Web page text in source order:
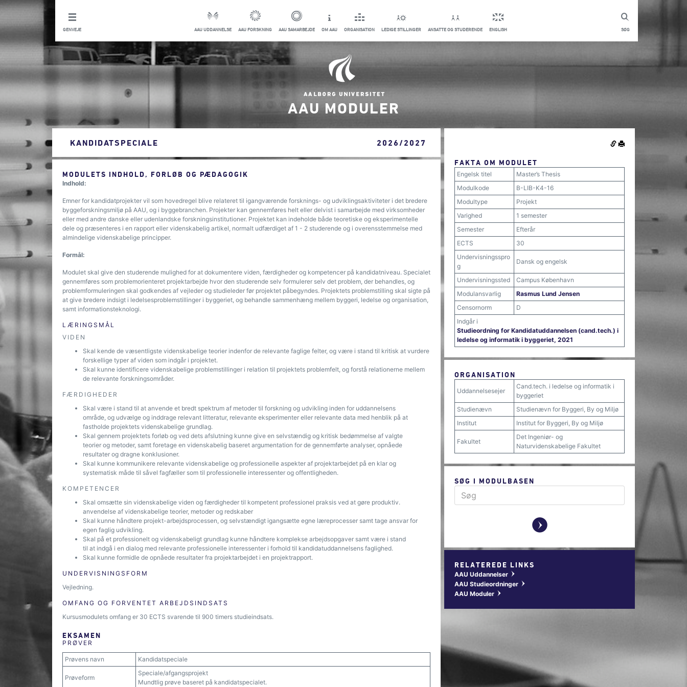
SØG
GENVEJE AAU UDDANNELSE AAU FORSKNING AAU SAMARBEJDE OM AAU ORGANISATION LEDIGE STILLINGER ANSATTE OG STUDERENDE ENGLISH
AAU MODULER
KANDIDATSPECIALE 2026/2027
MODULETS INDHOLD, FORLØB OG PÆDAGOGIK
Indhold:
Emner for kandidatprojekter vil som hovedregel blive relateret til igangværende forsknings- og udviklingsaktiviteter i det bredere
byggeforskningsmiljø på AAU, og i byggebranchen. Projekter kan gennemføres helt eller delvist i samarbejde med virksomheder
eller med andre danske eller udenlandske forskningsinstitutioner. Projektet kan indeholde både teoretiske og eksperimentelle
dele og præsenteres i en rapport eller videnskabelig artikel, normalt udfærdiget af 1 - 2 studerende og i overensstemmelse med
almindelige videnskabelige principper.
Formål:
Modulet skal give den studerende mulighed for at dokumentere viden, færdigheder og kompetencer på kandidatniveau. Specialet
gennemføres som problemorienteret projektarbejde hvor den studerende selv formulerer selv det problem, der behandles, og
problemformuleringen skal godkendes af vejleder og studieleder før projektet påbegyndes. Projektets problemstilling skal sigte på
at give bredere indsigt i ledelsesproblemstillinger i byggeriet, og behandle sammenhæng mellem byggeri, ledelse og organisation,
samt informations­teknologi.
LÆRINGSMÅL
VIDEN
Skal kende de væsentligste videnskabelige teorier indenfor de relevante faglige felter, og være i stand til kritisk at vurdere
forskellige typer af viden som indgår i projektet.
Skal kunne identificere videnskabelige problemstillinger i relation til projektets problemfelt, og forstå relationerne mellem
de relevante forskningsområder.
FÆRDIGHEDER
Skal være i stand til at anvende et bredt spektrum af metoder til forskning og udvikling inden for uddannelsens
område, og udvælge og inddrage relevant litteratur, relevante eksperimenter eller relevante data med henblik på at
fastholde projektets videnskabelige grundlag.
Skal gennem projektets forløb og ved dets afslutning kunne give en selvstændig og kritisk bedømmelse af valgte
teorier og metoder, samt foretage en videnskabelig baseret argumentation for de gennemførte analyser, opnåede
resultater og dragne konklusioner.
Skal kunne kommunikere relevante videnskabelige og professionelle aspekter af projektarbejdet på en klar og
systematisk måde til såvel fagfæller som til professionelle interessenter og offentligheden.
KOMPETENCER
Skal omsætte sin videnskabelige viden og færdigheder til kompetent professionel praksis ved at gøre produktiv.
anvendelse af videnskabelige teorier, metoder og redskaber
Skal kunne håndtere projekt-arbejdsprocessen, og selvstændigt igangsætte egne læreprocesser samt tage ansvar for
egen faglig udvikling.
Skal på et professionelt og videnskabeligt grundlag kunne håndtere komplekse arbejdsopgaver samt være i stand
til at indgå i en dialog med relevante professionelle interessenter i forhold til kandidatuddannelsens faglighed.
Skal kunne formidle de opnåede resultater fra projektarbejdet i en projektrapport.
UNDERVISNINGSFORM
Vejledning.
OMFANG OG FORVENTET ARBEJDSINDSATS
Kursusmodulets omfang er 30 ECTS svarende til 900 timers studieindsats.
EKSAMEN
PRØVER
Prøvens navn Kandidatspeciale
Prøveform
Speciale/afgangsprojekt
Mundtlig prøve baseret på kandidatspecialet.
FAKTA OM MODULET
Engelsk titel
Master’s Thesis
Modulkode
B-LIB-K4-16
Modultype
Projekt
Varighed
1 semester
Semester
Efterår
ECTS
30
Undervisningsspro
g
Dansk og engelsk
Undervisningssted
Campus København
Modulansvarlig
Rasmus Lund Jensen
Censornorm
D
Indgår i
Studieordning for Kandidatuddannelsen (cand.tech.) i
ledelse og informatik i byggeriet, 2021
ORGANISATION
Uddannelsesejer
Cand.tech. i ledelse og informatik i
byggeriet
Studienævn
Studienævn for Byggeri, By og Miljø
Institut
Institut for Byggeri, By og Miljø
Fakultet
Det Ingeniør- og
Naturvidenskabelige Fakultet
SØG I MODULBASEN
y
RELATEREDE LINKS
AAU Uddannelser w
AAU Studieordninger w
AAU Moduler w